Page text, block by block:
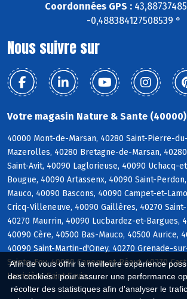
Afin de vous offrir la meilleure expérience
des cookies : pour assurer une performance
récolter des statistiques afin d'analyser le
Coordonnées GPS :
-0,488384127508539 °
Nous suivre sur
Votre magasin Nature & Sante
40000 Mont-de-Marsan, 40280 Saint-Pierre-
Mazerolles, 40280 Bretagne-de-Marsan,
Saint-Avit, 40090 Laglorieuse, 40090 Uchacq-
Bougue, 40090 Artassenx, 40090 Saint-
Mauco, 40090 Bascons, 40090 Campet-et-
Cricq-Villeneuve, 40090 Gaillères, 40270
40270 Maurrin, 40090 Lucbardez-et-Bargues,
40090 Cère, 40500 Bas-Mauco, 40500 Aurice,
40090 Saint-Martin-d'Oney, 40270 Grenade-
Sainte-Foy, 40090 Canenx-et-Réaut, 40270
Larrivière-Saint-Savin